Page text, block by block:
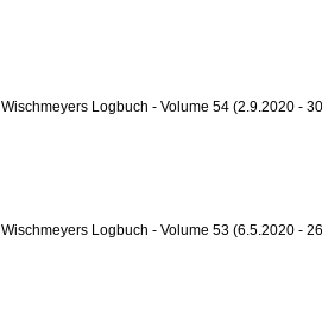
Wischmeyers Logbuch - Volume 54 (2.9.2020 -
Wischmeyers Logbuch - Volume 53 (6.5.2020 -